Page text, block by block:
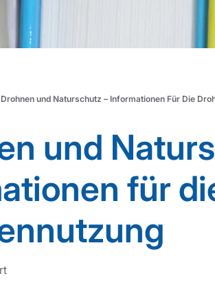
Drohnen und Naturschutz – Informationen Für Die
und
für